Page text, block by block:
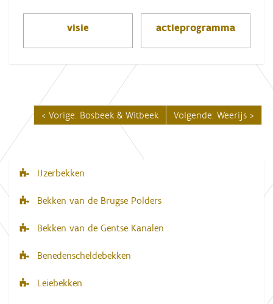
visie actieprogramma
Vorige: Bosbeek & Witbeek Volgende: Weerijs
N
a
i
g
t
IJzerbekken
Bekken van de Brugse Polders
Bekken van de Gentse Kanalen
Benedenscheldebekken
Leiebekken